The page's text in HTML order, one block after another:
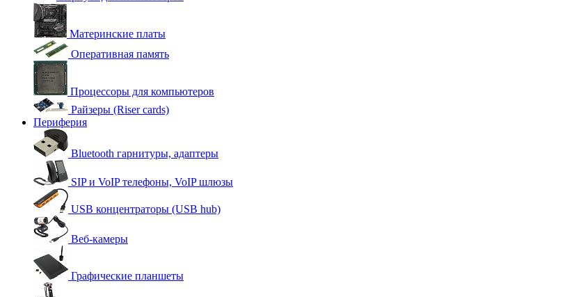
Материнские платы
Оперативная память
Процессоры для компьютеров
Райзеры (Riser cards)
Периферия
Bluetooth гарнитуры, адаптеры
SIP и VoIP телефоны, VoIP шлюзы
USB концентраторы (USB hub)
Веб-камеры
Графические планшеты